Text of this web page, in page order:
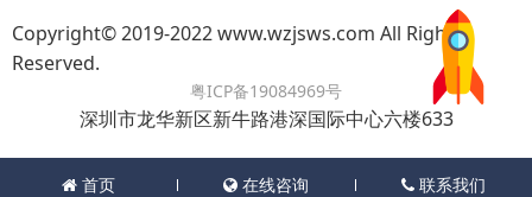
首页 在线咨询 联系我们
Copyright© 2019-2022 www.wzjsws.com All Rights
Reserved.
粤ICP备19084969号
深圳市龙华新区新牛路港深国际中心六楼633